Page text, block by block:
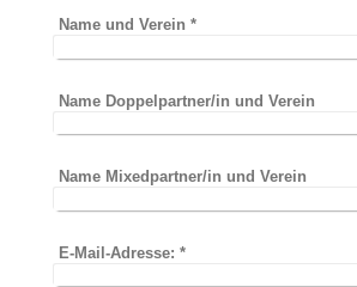
Name und Verein *
Name Doppelpartner/in und Verein
Name Mixedpartner/in und Verein
E-Mail-Adresse: *